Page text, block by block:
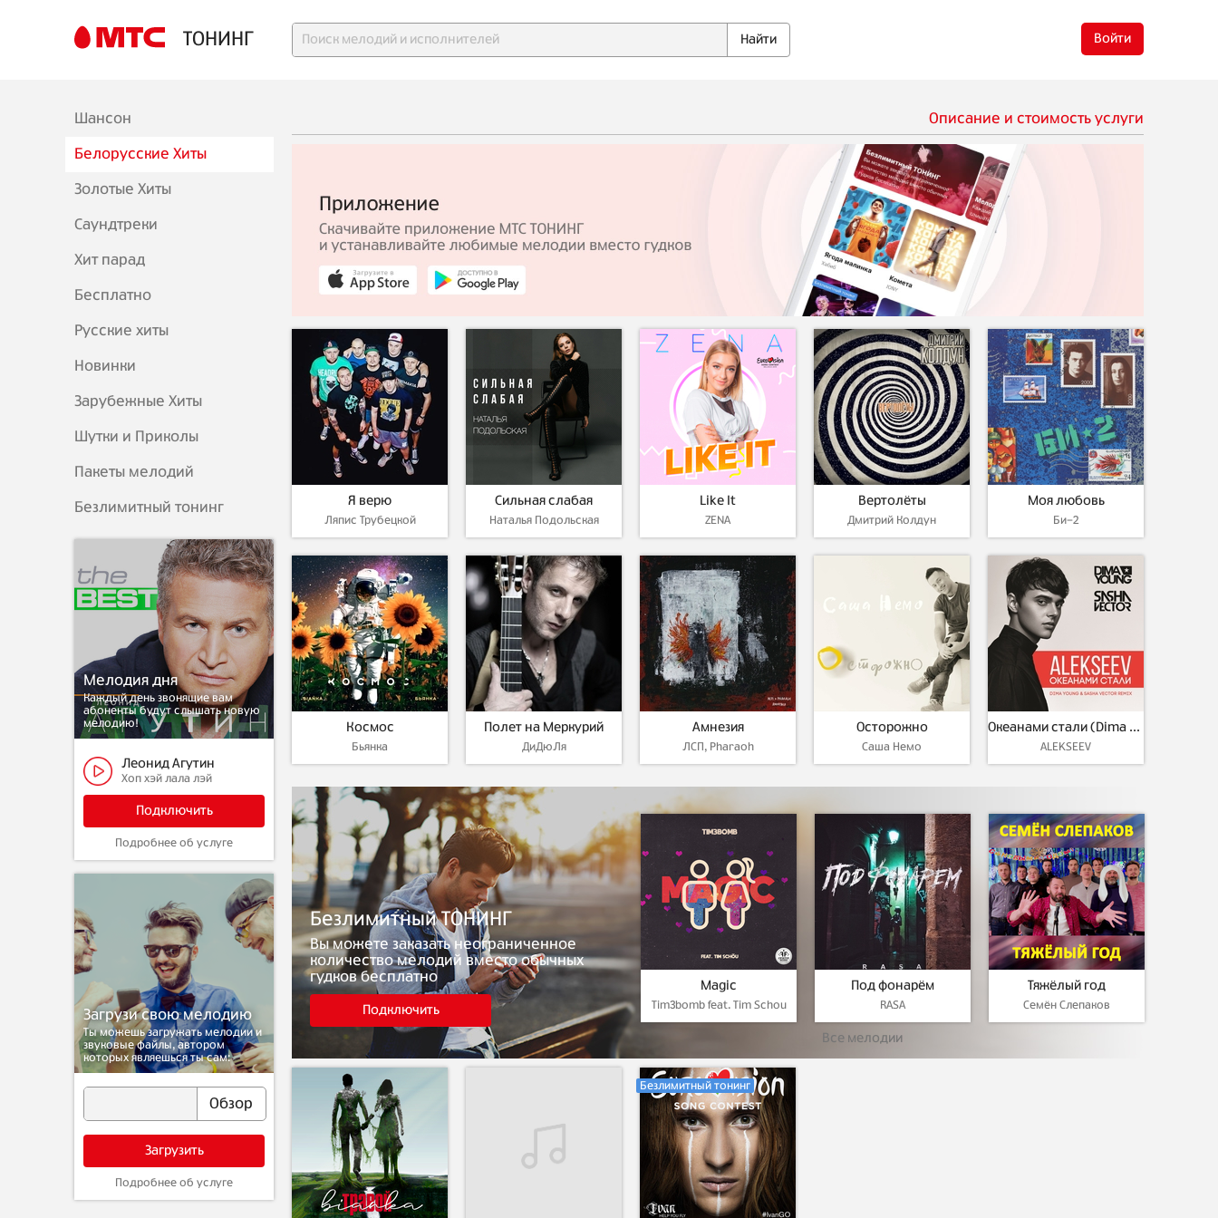
ТОНИНГ Найти Войти
Шансон
Белорусские Хиты
Золотые Хиты
Саундтреки
Хит парад
Бесплатно
Русские хиты
Новинки
Зарубежные Хиты
Шутки и Приколы
Пакеты мелодий
Безлимитный тонинг
Мелодия дня
Каждый день звонящие вам
абоненты будут слышать новую
мелодию!
Леонид Агутин
Хоп хэй лала лэй
Подключить
Подробнее об услуге
Загрузи свою мелодию
Ты можешь загружать мелодии и
звуковые файлы, автором
которых являешься ты сам:
Обзор
Загрузить
Подробнее об услуге
Описание и стоимость услуги
Я верю
Ляпис Трубецкой
Сильная слабая
Наталья Подольская
Like It
ZENA
Вертолёты
Дмитрий Колдун
Моя любовь
Би-2
Космос
Бьянка
Полет на Меркурий
ДиДюЛя
Амнезия
ЛСП, Pharaoh
Осторожно
Саша Немо
Океанами стали (Dima Young & Sasha Vector Remix)
ALEKSEEV
Безлимитный ТОНИНГ
Вы можете заказать неограниченное
количество мелодий вместо обычных
гудков бесплатно
Подключить
Все мелодии
Magic
Tim3bomb feat. Tim Schou
Под фонарём
RASA
Тяжёлый год
Семён Слепаков
Безлимитный тонинг